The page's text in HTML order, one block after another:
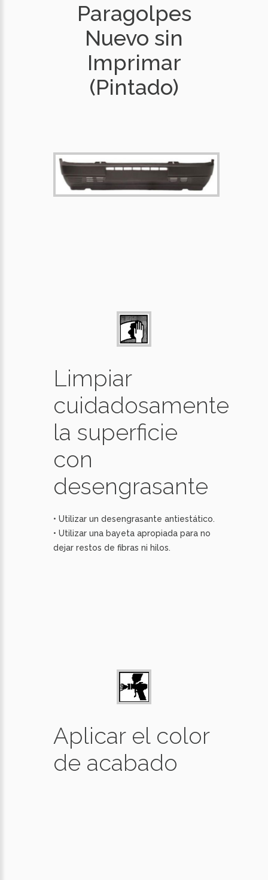
Paragolpes
Nuevo sin
Imprimar
(Pintado)
Limpiar
cuidadosamente
la superficie
con
desengrasante
• Utilizar un desengrasante antiestático.
• Utilizar una bayeta apropiada para no
dejar restos de fibras ni hilos.
Aplicar el color
de acabado